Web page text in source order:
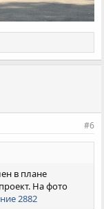
#6
в плане
На фото
2882